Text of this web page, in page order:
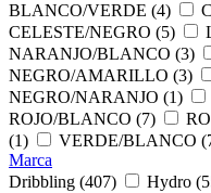
BLANCO/VERDE (4)
CELESTE/NEGRO (5)
NARANJO/BLANCO (3)
NEGRO/AMARILLO (3)
NEGRO/NARANJO (1)
ROJO/BLANCO (7)
(1)
VERDE/BLANCO
Marca
Dribbling (407)
Hydro